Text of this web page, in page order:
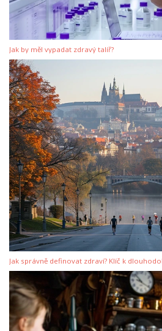
Jak by měl vypadat zdravý talíř?
Jak správně definovat zdraví? Klíč k